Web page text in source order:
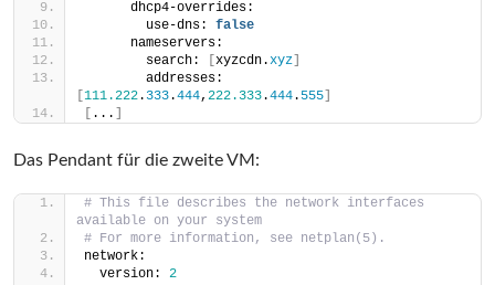
      dhcp4-overrides:
        use-dns:
false
      nameservers:
        search:
xyzcdn.xyz
111.222. 333.444, 222.333.444. 555
...
Das Pendant für die zweite VM:
# This file describes the network interfaces
available on your system
# For more information, see netplan(5).
network:
  version:
2